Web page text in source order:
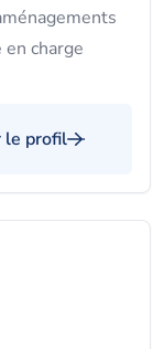
charge
le profil